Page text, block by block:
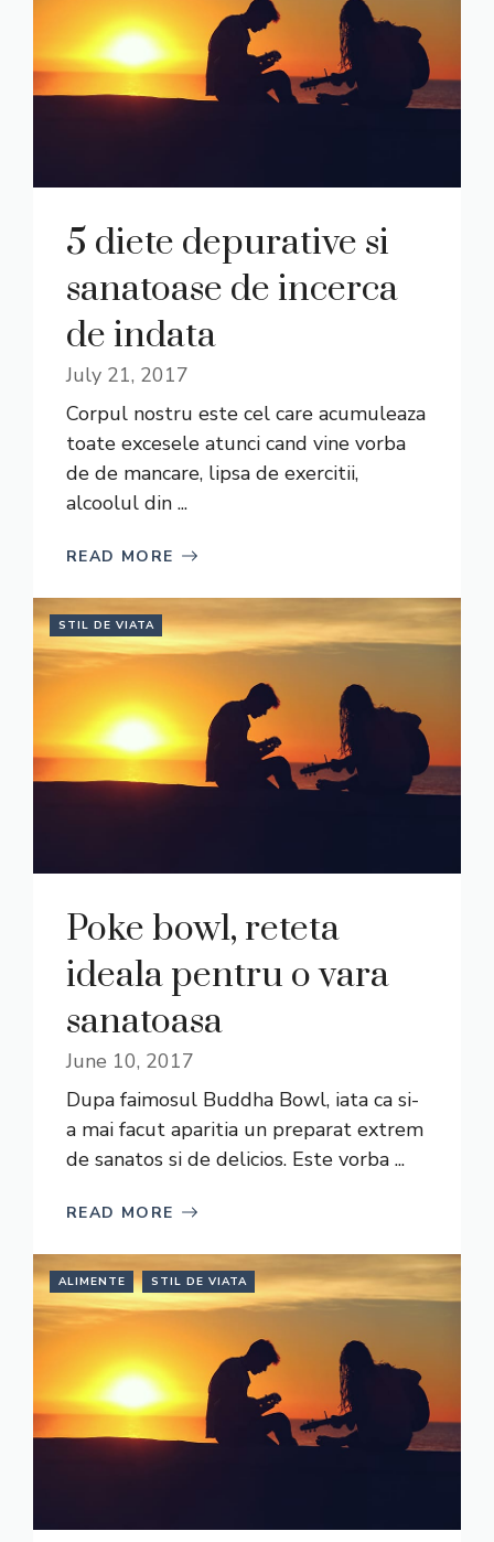
5 diete depurative si
sanatoase de incerca
de indata
July 21, 2017
Corpul nostru este cel care acumuleaza
toate excesele atunci cand vine vorba
de de mancare, lipsa de exercitii,
alcoolul din ...
READ MORE
STIL DE VIATA
Poke bowl, reteta
ideala pentru o vara
sanatoasa
June 10, 2017
Dupa faimosul Buddha Bowl, iata ca si-
a mai facut aparitia un preparat extrem
de sanatos si de delicios. Este vorba ...
READ MORE
ALIMENTE STIL DE VIATA